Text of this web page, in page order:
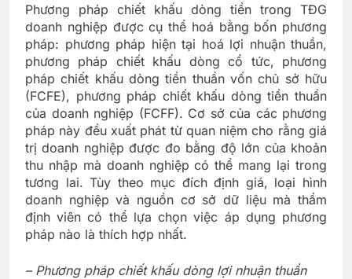
Phương pháp chiết khấu dòng tiền trong TĐG
doanh nghiệp được cụ thể hoá bằng bốn phương
pháp: phương pháp hiện tại hoá lợi nhuận thuần,
phương pháp chiết khấu dòng cổ tức, phương
pháp chiết khấu dòng tiền thuần vốn chủ sở hữu
(FCFE), phương pháp chiết khấu dòng tiền thuần
của doanh nghiệp (FCFF). Cơ sở của các phương
pháp này đều xuất phát từ quan niệm cho rằng giá
trị doanh nghiệp được đo bằng độ lớn của khoản
thu nhập mà doanh nghiệp có thể mang lại trong
tương lai. Tùy theo mục đích định giá, loại hình
doanh nghiệp và nguồn cơ sở dữ liệu mà thẩm
định viên có thể lựa chọn việc áp dụng phương
pháp nào là thích hợp nhất.
– Phương pháp chiết khấu dòng lợi nhuận thuần